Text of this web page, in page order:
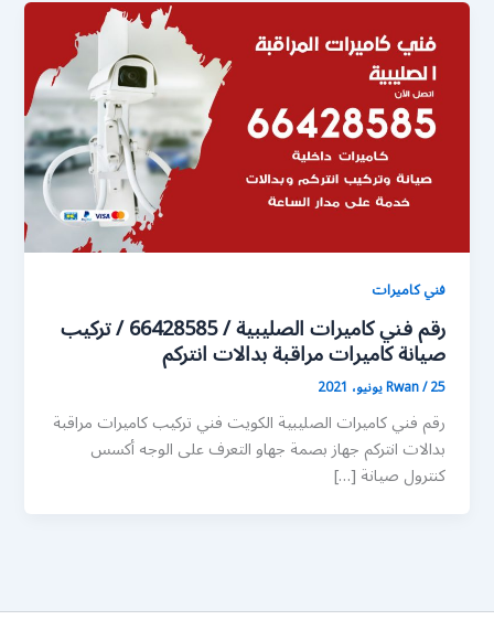
فني كاميرات
رقم فني كاميرات الصليبية / 66428585 / تركيب
صيانة كاميرات مراقبة بدالات انتركم
Rwan/25 يونيو، 2021
رقم فني كاميرات الصليبية الكويت فني تركيب كاميرات مراقبة
بدالات انتركم جهاز بصمة جهاو التعرف على الوجه أكسس
كنترول صيانة […]